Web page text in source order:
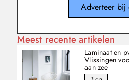
Adverteer bij
Meest recente artikelen
Laminaat en
Vlissingen
aan zee